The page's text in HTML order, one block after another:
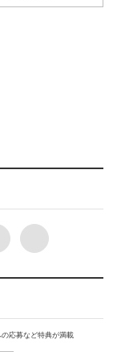
応募など特典が満載